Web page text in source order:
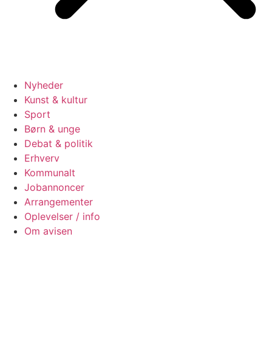
Nyheder
Kunst & kultur
Sport
Børn & unge
Debat & politik
Erhverv
Kommunalt
Jobannoncer
Arrangementer
Oplevelser / info
Om avisen